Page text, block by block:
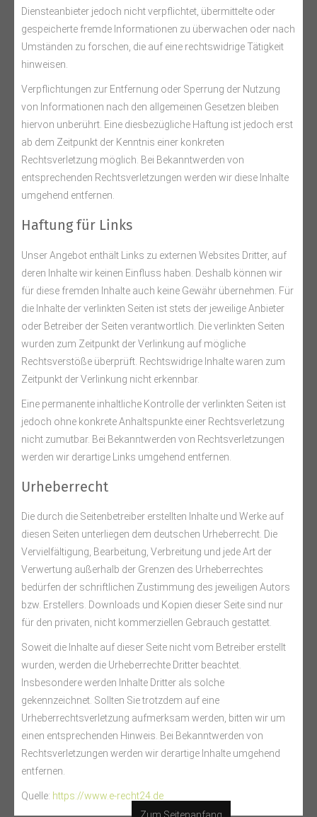
Diensteanbieter jedoch nicht verpflichtet, übermittelte oder
gespeicherte fremde Informationen zu überwachen oder nach
Umständen zu forschen, die auf eine rechtswidrige Tätigkeit
hinweisen.
Verpflichtungen zur Entfernung oder Sperrung der Nutzung
von Informationen nach den allgemeinen Gesetzen bleiben
hiervon unberührt. Eine diesbezügliche Haftung ist jedoch erst
ab dem Zeitpunkt der Kenntnis einer konkreten
Rechtsverletzung möglich. Bei Bekanntwerden von
entsprechenden Rechtsverletzungen werden wir diese Inhalte
umgehend entfernen.
Haftung für Links
Unser Angebot enthält Links zu externen Websites Dritter, auf
deren Inhalte wir keinen Einfluss haben. Deshalb können wir
für diese fremden Inhalte auch keine Gewähr übernehmen. Für
die Inhalte der verlinkten Seiten ist stets der jeweilige Anbieter
oder Betreiber der Seiten verantwortlich. Die verlinkten Seiten
wurden zum Zeitpunkt der Verlinkung auf mögliche
Rechtsverstöße überprüft. Rechtswidrige Inhalte waren zum
Zeitpunkt der Verlinkung nicht erkennbar.
Eine permanente inhaltliche Kontrolle der verlinkten Seiten ist
jedoch ohne konkrete Anhaltspunkte einer Rechtsverletzung
nicht zumutbar. Bei Bekanntwerden von Rechtsverletzungen
werden wir derartige Links umgehend entfernen.
Urheberrecht
Die durch die Seitenbetreiber erstellten Inhalte und Werke auf
diesen Seiten unterliegen dem deutschen Urheberrecht. Die
Vervielfältigung, Bearbeitung, Verbreitung und jede Art der
Verwertung außerhalb der Grenzen des Urheberrechtes
bedürfen der schriftlichen Zustimmung des jeweiligen Autors
bzw. Erstellers. Downloads und Kopien dieser Seite sind nur
für den privaten, nicht kommerziellen Gebrauch gestattet.
Soweit die Inhalte auf dieser Seite nicht vom Betreiber erstellt
wurden, werden die Urheberrechte Dritter beachtet.
Insbesondere werden Inhalte Dritter als solche
gekennzeichnet. Sollten Sie trotzdem auf eine
Urheberrechtsverletzung aufmerksam werden, bitten wir um
einen entsprechenden Hinweis. Bei Bekanntwerden von
Rechtsverletzungen werden wir derartige Inhalte umgehend
entfernen.
Quelle: https://www.e-recht24.de